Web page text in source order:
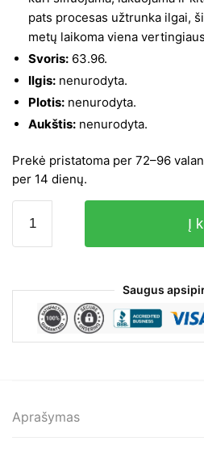
pats procesas užtrunka ilgai,
metų laikoma viena
Svoris: 63.96.
Ilgis: nenurodyta.
Plotis: nenurodyta.
Aukštis: nenurodyta.
Prekė pristatoma per 72–96
per 14 dienų.
kiekis:
Lauko
kėdės
pagalvėlėmis,
8vnt.
Į
Saugus
Aprašymas